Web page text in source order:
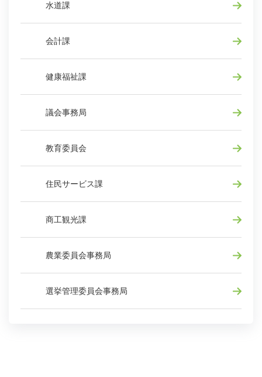
水道課
会計課
健康福祉課
議会事務局
教育委員会
住民サービス課
商工観光課
農業委員会事務局
選挙管理委員会事務局